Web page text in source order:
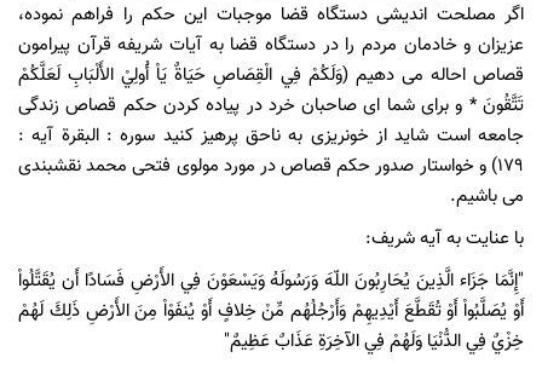
اگر مصلحت اندیشی دستگاه قضا موجبات این حکم را فراهم نموده،
عزیزان و خادمان مردم را در دستگاه قضا به آیات شریفه قرآن پیرامون
قصاص احاله می دهیم (وَلَكُمْ فِي الْقِصَاصِ حَيَاةٌ يَاْ أُولِيْ الأَلْبَابِ لَعَلَّكُمْ
تَتَّقُونَ * و براى شما اى صاحبان خرد در پياده كردن حكم قصاص زندگى
جامعه است شايد از خونريزى به ناحق پرهيز كنيد سوره : البقرة آیه :
179) و خواستار صدور حکم قصاص در مورد مولوی فتحی محمد نقشبندی
می باشیم.
با عنایت به آیه شریف:
"إِنَّمَا جَزَاء الَّذِينَ يُحَارِبُونَ اللّهَ وَرَسُولَهُ وَيَسْعَوْنَ فِي الأَرْضِ فَسَادًا أَن يُقَتَّلُواْ
أَوْ يُصَلَّبُواْ أَوْ تُقَطَّعَ أَيْدِيهِمْ وَأَرْجُلُهُم مِّنْ خِلافٍ أَوْ يُنفَوْاْ مِنَ الأَرْضِ ذَلِكَ لَهُمْ
خِزْيٌ فِي الدُّنْيَا وَلَهُمْ فِي الآخِرَةِ عَذَابٌ عَظِيمٌ"